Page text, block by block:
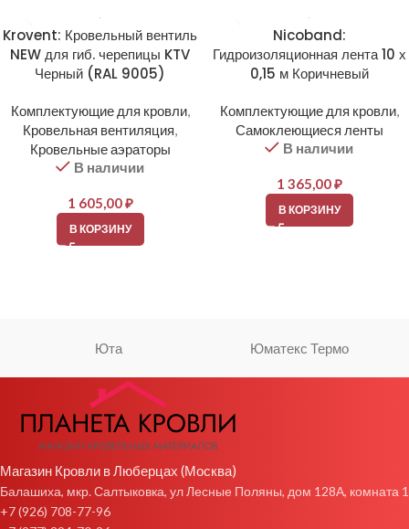
Krovent: Кровельный вентиль
NEW для гиб. черепицы KTV
Черный (RAL 9005)
Комплектующие для кровли,
Кровельная вентиляция,
Кровельные аэраторы
В наличии
1 605,00₽
В КОРЗИНУ
Nicoband:
Гидроизоляционная лента 10 х
0,15 м Коричневый
Комплектующие для кровли,
Самоклеющиеся ленты
В наличии
1 365,00₽
В КОРЗИНУ
Юта Юматекс Термо
Магазин Кровли в Люберцах (Москва)
Балашиха, мкр. Салтыковка, ул Лесные Поляны, дом 128А, комната 1
+7 (926) 708-77-96